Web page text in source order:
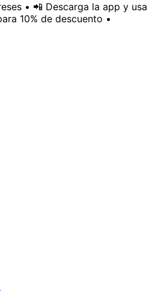
• 📲 Descarga la app y usa
10% de descuento •